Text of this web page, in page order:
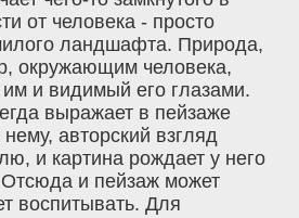
от человека - просто
ландшафта. Природа,
окружающим человека,
и видимый его глазами.
выражает в пейзаже
авторский взгляд
и картина рождает у него
и пейзаж может
воспитывать. Для